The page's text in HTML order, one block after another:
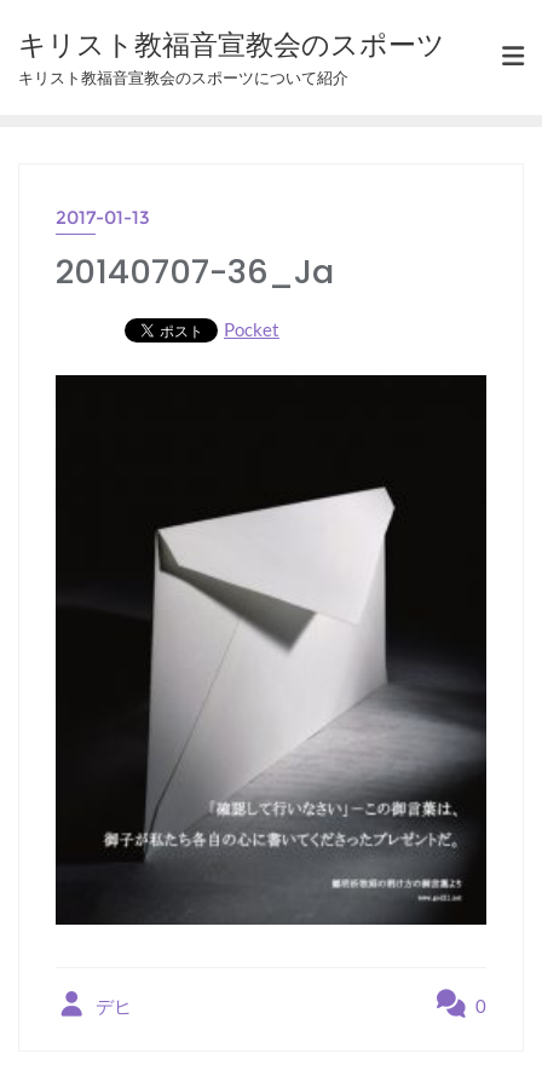
content
キリスト教福音宣教会のスポーツ
キリスト教福音宣教会のスポーツについて紹介
2017-01-13
20140707-36_Ja
Pocket
デヒ 0